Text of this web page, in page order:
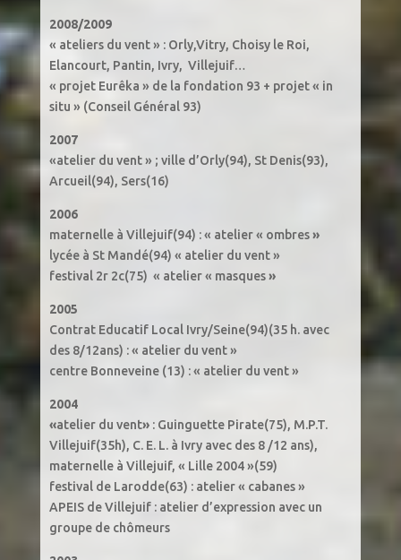
2008/2009
« ateliers du vent » : Orly,Vitry, Choisy le Roi,
Elancourt, Pantin, Ivry, Villejuif…
« projet Eurêka » de la fondation 93 + projet « in
situ » (Conseil Général 93)
2007
«atelier du vent » ; ville d’Orly(94), St Denis(93),
Arcueil(94), Sers(16)
2006
maternelle à Villejuif(94) : « atelier « ombres»
lycée à St Mandé(94) « atelier du vent »
festival 2r 2c(75) « atelier « masques»
2005
Contrat Educatif Local Ivry/Seine(94)(35 h. avec
des 8/12ans) : « atelier du vent »
centre Bonneveine (13) : « atelier du vent »
2004
«atelier du vent» : Guinguette Pirate(75), M.P.T.
Villejuif(35h), C. E. L. à Ivry avec des 8 /12 ans),
maternelle à Villejuif, « Lille 2004 »(59)
festival de Larodde(63) : atelier « cabanes »
APEIS de Villejuif : atelier d’expression avec un
groupe de chômeurs